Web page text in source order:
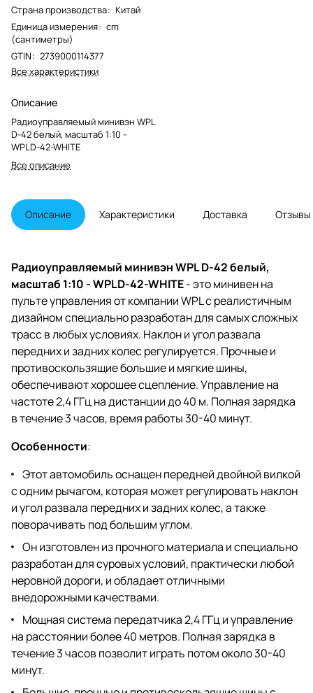
Страна производства: Китай
Единица измерения: cm
(сантиметры)
GTIN: 2739000114377
Все характеристики
Описание
Радиоуправляемый минивэн WPL
D-42 белый, масштаб 1:10 -
WPLD-42-WHITE
Все описание
Описание Характеристики Доставка Отзывы
Радиоуправляемый минивэн WPL D-42 белый,
масштаб 1:10 - WPLD-42-WHITE- это минивен на
пульте управления от компании WPL с реалистичным
дизайном специально разработан для самых сложных
трасс в любых условиях. Наклон и угол развала
передних и задних колес регулируется. Прочные и
противоскользящие большие и мягкие шины,
обеспечивают хорошее сцепление. Управление на
частоте 2,4 ГГц на дистанции до 40 м. Полная зарядка
в течение 3 часов, время работы 30-40 минут.
Особенности:
Этот автомобиль оснащен передней двойной вилкой
с одним рычагом, которая может регулировать наклон
и угол развала передних и задних колес, а также
поворачивать под большим углом.
Он изготовлен из прочного материала и специально
разработан для суровых условий, практически любой
неровной дороги, и обладает отличными
внедорожными качествами.
Мощная система передатчика 2,4 ГГц и управление
на расстоянии более 40 метров. Полная зарядка в
течение 3 часов позволит играть потом около 30-40
минут.